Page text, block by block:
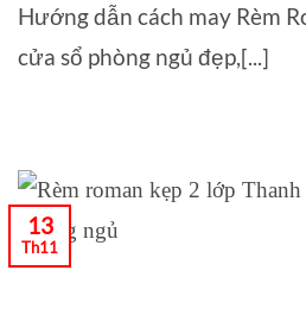
Hướng dẫn cách may Rèm
cửa sổ phòng ngủ đẹp,[...]
13
Th11